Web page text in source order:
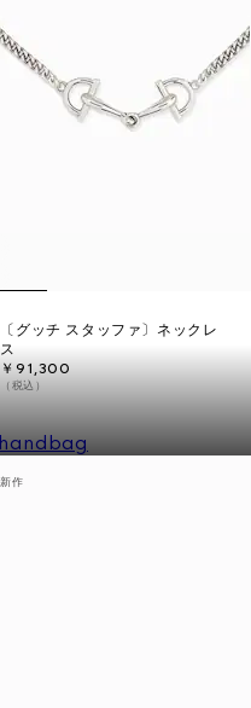
〔グッチ スタッファ〕ネックレ
ス
￥91,300
（税込）
新作